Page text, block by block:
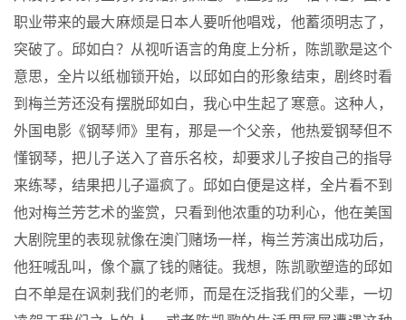
职业带来的最大麻烦是日本人要听他唱戏，他蓄须明志了，
突破了。邱如白？从视听语言的角度上分析，陈凯歌是这个
意思，全片以纸枷锁开始，以邱如白的形象结束，剧终时看
到梅兰芳还没有摆脱邱如白，我心中生起了寒意。这种人，
外国电影《钢琴师》里有，那是一个父亲，他热爱钢琴但不
懂钢琴，把儿子送入了音乐名校，却要求儿子按自己的指导
来练琴，结果把儿子逼疯了。邱如白便是这样，全片看不到
他对梅兰芳艺术的鉴赏，只看到他浓重的功利心，他在美国
大剧院里的表现就像在澳门赌场一样，梅兰芳演出成功后，
他狂喊乱叫，像个赢了钱的赌徒。我想，陈凯歌塑造的邱如
白不单是在讽刺我们的老师，而是在泛指我们的父辈，一切